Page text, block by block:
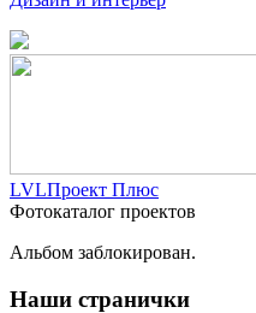
LVLПроект Плюс
Фотокаталог проектов
Альбом заблокирован.
Наши странички